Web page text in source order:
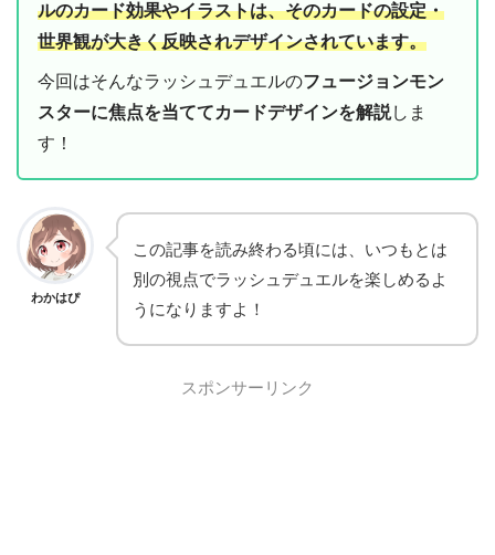
ルのカード効果やイラストは、そのカードの設定・
世界観が大きく反映されデザインされています。
今回はそんなラッシュデュエルのフュージョンモン
スターに焦点を当ててカードデザインを解説しま
す！
わかはぴ
この記事を読み終わる頃には、いつもとは
別の視点でラッシュデュエルを楽しめるよ
うになりますよ！
スポンサーリンク